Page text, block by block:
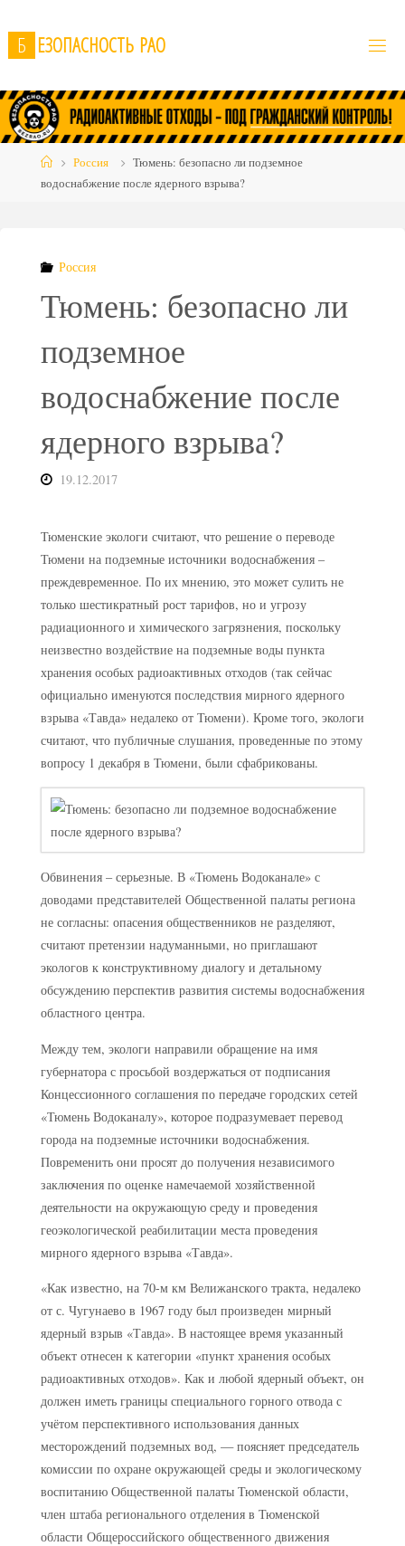
to
content
Б ЕЗОПАСНОСТЬ РАО
HomeРоссия
Тюмень: безопасно ли подземное
водоснабжение после ядерного взрыва?
Россия
Тюмень: безопасно ли
подземное
водоснабжение после
ядерного взрыва?
19.12.2017
Тюменские экологи считают, что решение о переводе
Тюмени на подземные источники водоснабжения –
преждевременное. По их мнению, это может сулить не
только шестикратный рост тарифов, но и угрозу
радиационного и химического загрязнения, поскольку
неизвестно воздействие на подземные воды пункта
хранения особых радиоактивных отходов (так сейчас
официально именуются последствия мирного ядерного
взрыва «Тавда» недалеко от Тюмени). Кроме того, экологи
считают, что публичные слушания, проведенные по этому
вопросу 1 декабря в Тюмени, были сфабрикованы.
Обвинения – серьезные. В «Тюмень Водоканале» с
доводами представителей Общественной палаты региона
не согласны: опасения общественников не разделяют,
считают претензии надуманными, но приглашают
экологов к конструктивному диалогу и детальному
обсуждению перспектив развития системы водоснабжения
областного центра.
Между тем, экологи направили обращение на имя
губернатора с просьбой воздержаться от подписания
Концессионного соглашения по передаче городских сетей
«Тюмень Водоканалу», которое подразумевает перевод
города на подземные источники водоснабжения.
Повременить они просят до получения независимого
заключения по оценке намечаемой хозяйственной
деятельности на окружающую среду и проведения
геоэкологической реабилитации места проведения
мирного ядерного взрыва «Тавда».
«Как известно, на 70-м км Велижанского тракта, недалеко
от с. Чугунаево в 1967 году был произведен мирный
ядерный взрыв «Тавда». В настоящее время указанный
объект отнесен к категории «пункт хранения особых
радиоактивных отходов». Как и любой ядерный объект, он
должен иметь границы специального горного отвода с
учётом перспективного использования данных
месторождений подземных вод, — поясняет председатель
комиссии по охране окружающей среды и экологическому
воспитанию Общественной палаты Тюменской области,
член штаба регионального отделения в Тюменской
области Общероссийского общественного движения